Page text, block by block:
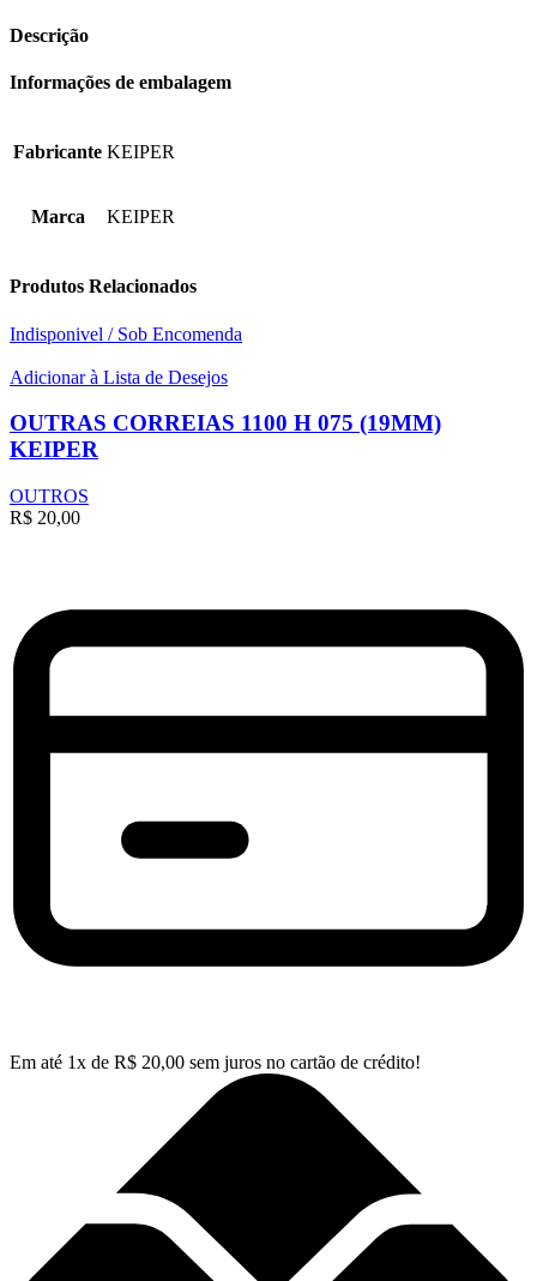
Descrição
Informações de embalagem
Fabricante KEIPER
Marca KEIPER
Produtos Relacionados
Indisponivel / Sob Encomenda
Adicionar à Lista de Desejos
OUTRAS CORREIAS 1100 H 075 (19MM)
KEIPER
OUTROS
R$ 20,00
Em até 1x de R$ 20,00 sem juros no cartão de crédito!